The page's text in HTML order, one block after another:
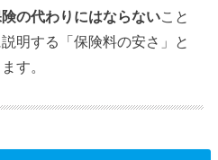
の代わりにはならない こと
明する「保険料の安さ」と
す。